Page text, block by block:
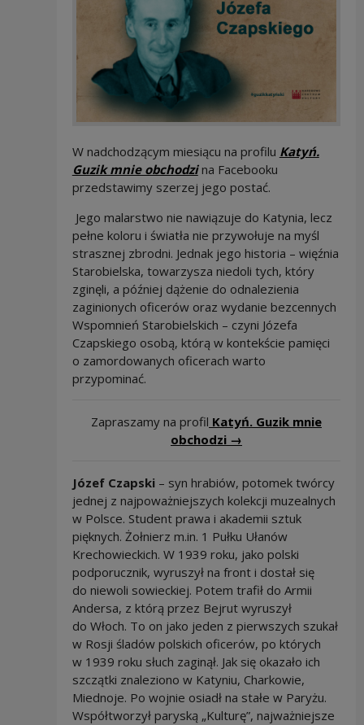
W nadchodzącym miesiącu na profilu Katyń.
Guzik mnie obchodziUwaga, link zostanie
na Facebooku
przedstawimy szerzej jego postać.
Jego malarstwo nie nawiązuje do Katynia, lecz
pełne koloru i światła nie przywołuje na myśl
strasznej zbrodni. Jednak jego historia – więźnia
Starobielska, towarzysza niedoli tych, który
zginęli, a później dążenie do odnalezienia
zaginionych oficerów oraz wydanie bezcennych
Wspomnień Starobielskich – czyni Józefa
Czapskiego osobą, którą w kontekście pamięci
o zamordowanych oficerach warto
przypominać.
Zapraszamy na profil Katyń. Guzik mnie
obchodzi →
Józef Czapski– syn hrabiów, potomek twórcy
jednej z najpoważniejszych kolekcji muzealnych
w Polsce. Student prawa i akademii sztuk
pięknych. Żołnierz m.in. 1 Pułku Ułanów
Krechowieckich. W 1939 roku, jako polski
podporucznik, wyruszył na front i dostał się
do niewoli sowieckiej. Potem trafił do Armii
Andersa, z którą przez Bejrut wyruszył
do Włoch. To on jako jeden z pierwszych szukał
w Rosji śladów polskich oficerów, po których
w 1939 roku słuch zaginął. Jak się okazało ich
szczątki znaleziono w Katyniu, Charkowie,
Miednoje. Po wojnie osiadł na stałe w Paryżu.
Współtworzył paryską „Kulturę”, najważniejsze